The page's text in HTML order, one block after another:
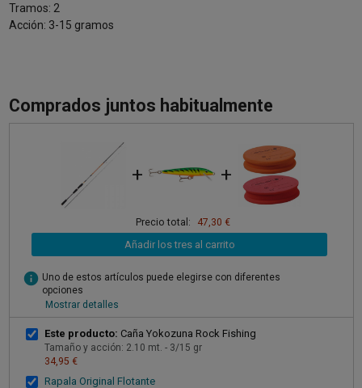
Tramos: 2
Acción: 3-15 gramos
Comprados juntos habitualmente
+ +
Precio total: 47,30 €
Añadir los tres al carrito
info Uno de estos artículos puede elegirse con diferentes
opciones
Mostrar detalles
Este producto: Caña Yokozuna Rock Fishing
Tamaño y acción: 2.10 mt. - 3/15 gr
34,95 €
Rapala Original Flotante